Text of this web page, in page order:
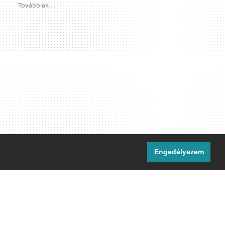
Engedélyezem
Továbbiak…